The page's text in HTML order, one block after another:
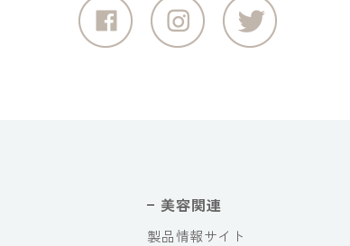
美容関連
製品情報サイト